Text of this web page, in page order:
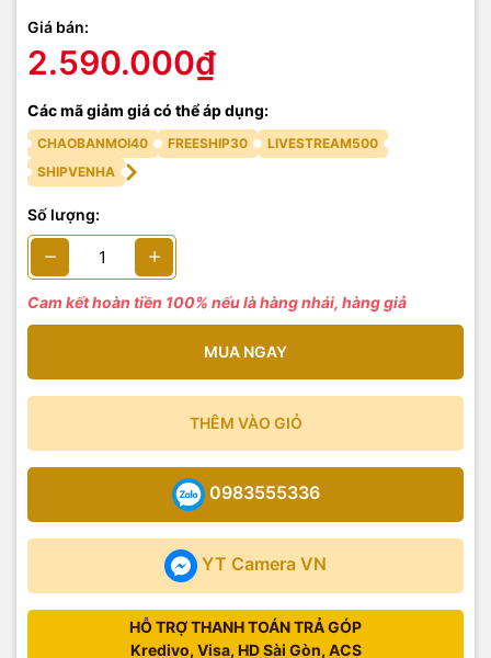
Giá bán:
2.590.000₫
Các mã giảm giá có thể áp dụng:
CHAOBANMOI40 FREESHIP30
LIVESTREAM500
SHIPVENHA
Số lượng:
Cam kết hoàn tiền 100% nếu là hàng nhái, hàng giả
MUA NGAY
THÊM VÀO GIỎ
YT Camera VN
0983555336
HỖ TRỢ THANH TOÁN TRẢ GÓP
Kredivo, Visa, HD Sài Gòn, ACS